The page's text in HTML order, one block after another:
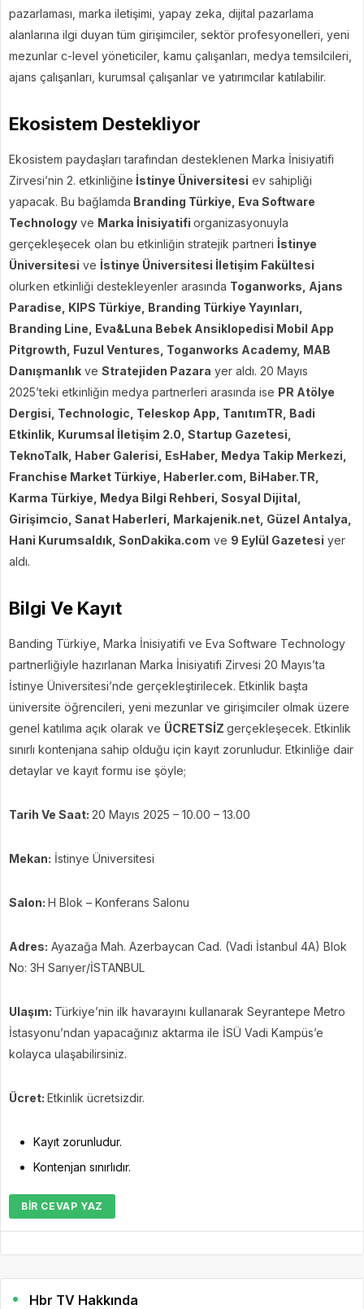
pazarlaması, marka iletişimi, yapay zeka, dijital pazarlama
alanlarına ilgi duyan tüm girişimciler, sektör profesyonelleri, yeni
mezunlar c-level yöneticiler, kamu çalışanları, medya temsilcileri,
ajans çalışanları, kurumsal çalışanlar ve yatırımcılar katılabilir.
Ekosistem Destekliyor
Ekosistem paydaşları tarafından desteklenen Marka İnisiyatifi
Zirvesi’nin 2. etkinliğine İstinye Üniversitesi ev sahipliği
yapacak. Bu bağlamda Branding Türkiye, Eva Software
Technology ve Marka İnisiyatifi organizasyonuyla
gerçekleşecek olan bu etkinliğin stratejik partneri İstinye
Üniversitesi ve İstinye Üniversitesi İletişim Fakültesi
olurken etkinliği destekleyenler arasında Toganworks, Ajans
Paradise, KIPS Türkiye, Branding Türkiye Yayınları,
Branding Line, Eva&Luna Bebek Ansiklopedisi Mobil App
Pitgrowth, Fuzul Ventures, Toganworks Academy, MAB
Danışmanlık ve Stratejiden Pazara yer aldı. 20 Mayıs
2025’teki etkinliğin medya partnerleri arasında ise PR Atölye
Dergisi, Technologic, Teleskop App, TanıtımTR, Badi
Etkinlik, Kurumsal İletişim 2.0, Startup Gazetesi,
TeknoTalk, Haber Galerisi, EsHaber, Medya Takip Merkezi,
Franchise Market Türkiye, Haberler.com, BiHaber.TR,
Karma Türkiye, Medya Bilgi Rehberi, Sosyal Dijital,
Girişimcio, Sanat Haberleri, Markajenik.net, Güzel Antalya,
Hani Kurumsaldık, SonDakika.com ve 9 Eylül Gazetesi yer
aldı.
Bilgi Ve Kayıt
Banding Türkiye, Marka İnisiyatifi ve Eva Software Technology
partnerliğiyle hazırlanan Marka İnisiyatifi Zirvesi 20 Mayıs’ta
İstinye Üniversitesi’nde gerçekleştirilecek. Etkinlik başta
üniversite öğrencileri, yeni mezunlar ve girişimciler olmak üzere
genel katılıma açık olarak ve ÜCRETSİZ gerçekleşecek. Etkinlik
sınırlı kontenjana sahip olduğu için kayıt zorunludur. Etkinliğe dair
detaylar ve kayıt formu ise şöyle;
Tarih Ve Saat: 20 Mayıs 2025 – 10.00 – 13.00
Mekan: İstinye Üniversitesi
Salon: H Blok – Konferans Salonu
Adres: Ayazağa Mah. Azerbaycan Cad. (Vadi İstanbul 4A) Blok
No: 3H Sarıyer/İSTANBUL
Ulaşım: Türkiye’nin ilk havarayını kullanarak Seyrantepe Metro
İstasyonu’ndan yapacağınız aktarma ile İSÜ Vadi Kampüs’e
kolayca ulaşabilirsiniz.
Ücret: Etkinlik ücretsizdir.
Kayıt zorunludur.
Kontenjan sınırlıdır.
BIR CEVAP YAZ
Hbr TV Hakkında